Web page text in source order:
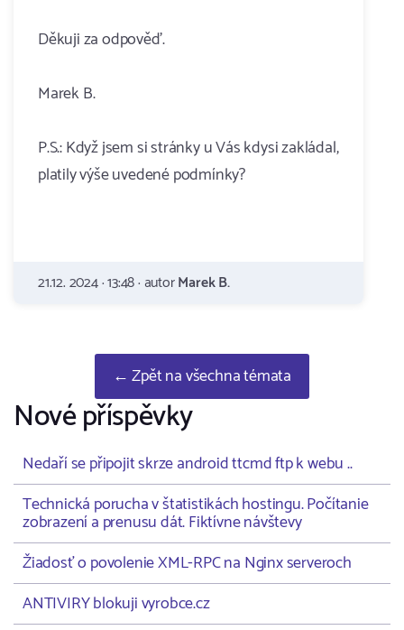
Děkuji za odpověď.
Marek B.
P.S.: Když jsem si stránky u Vás kdysi zakládal,
platily výše uvedené podmínky?
21.12. 2024 · 13:48 · autorMarek B.
← Zpět na všechna témata
Nové příspěvky
Nedaří se připojit skrze android ttcmd ftp k webu ..
Technická porucha v štatistikách hostingu. Počítanie
zobrazení a prenusu dát. Fiktívne návštevy
Žiadosť o povolenie XML-RPC na Nginx serveroch
ANTIVIRY blokuji vyrobce.cz